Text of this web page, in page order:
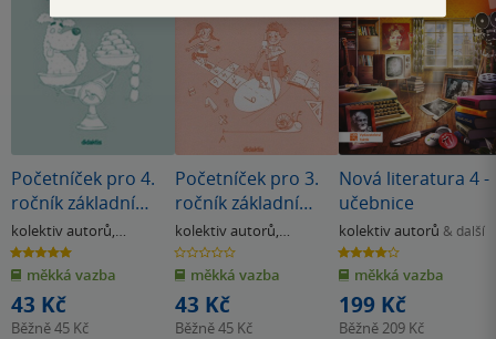
Početníček pro 4.
ročník základní
školy
kolektiv autorů,
Strahlheimová J.
5.0
z
5
hvězdiček
měkká vazba
43 Kč
Běžně45 Kč
Početníček pro 3.
ročník základní
školy
kolektiv autorů,
Kopřivová I.
0.0
z
5
hvězdiček
měkká vazba
43 Kč
Běžně45 Kč
Nová literatura 4 -
učebnice
kolektiv autorů & další
4.0
z
5
hvězdiček
měkká vazba
199 Kč
Běžně209 Kč